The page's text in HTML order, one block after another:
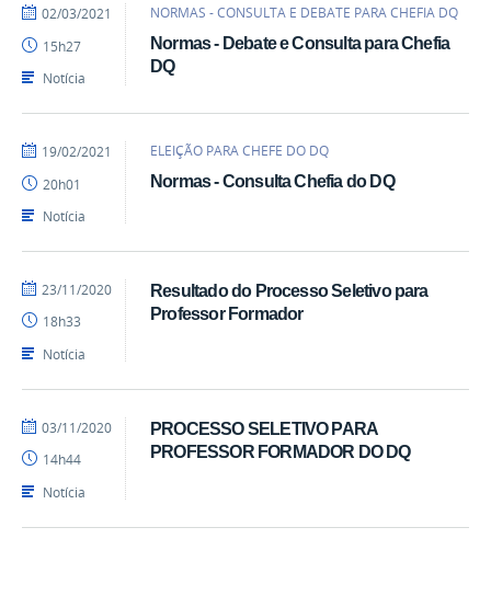
NORMAS - CONSULTA E DEBATE PARA CHEFIA DQ
Normas - Debate e Consulta para Chefia
DQ
por
Teotonio
publicado
02/03/2021
15h27
Notícia
ELEIÇÃO PARA CHEFE DO DQ
Normas - Consulta Chefia do DQ
por
Teotonio
publicado
19/02/2021
20h01
Notícia
Resultado do Processo Seletivo para
Professor Formador
por
publicado
23/11/2020
18h33
Notícia
PROCESSO SELETIVO PARA
PROFESSOR FORMADOR DO DQ
por
publicado
03/11/2020
14h44
Notícia